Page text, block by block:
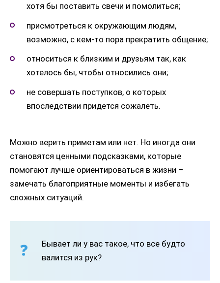
хотя бы поставить свечи и помолиться;
присмотреться к окружающим людям,
возможно, с кем-то пора прекратить общение;
относиться к близким и друзьям так, как
хотелось бы, чтобы относились они;
не совершать поступков, о которых
впоследствии придется сожалеть.
Можно верить приметам или нет. Но иногда они
становятся ценными подсказками, которые
помогают лучше ориентироваться в жизни –
замечать благоприятные моменты и избегать
сложных ситуаций.
Бывает ли у вас такое, что все будто
валится из рук?